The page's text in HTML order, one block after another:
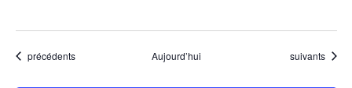
Évènements
précédents Aujourd’hui Évènements
suivants